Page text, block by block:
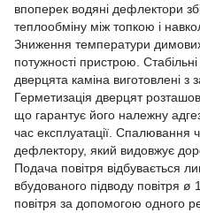
впоперек водяні дефлектори
теплообміну між топкою і
Зниження температури
потужності пристрою.
дверцята каміна виготовлені з
Герметизація дверцят
що гарантує його належну
час експлуатації. Спалювання
дефлектору, який видовжує
Подача повітря відбувається
вбудованого підводу повітря
повітря за допомогою одного